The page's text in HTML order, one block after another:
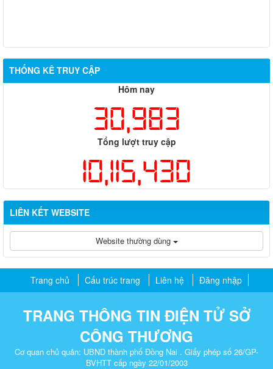
THỐNG KÊ TRUY CẬP
Hôm nay
30,983
Tổng lượt truy cập
10,115,430
LIÊN KẾT WEBSITE
Website thường dùng
Trang chủ Cấu trúc trang Liên hệ Đăng nhập
TRANG THÔNG TIN ĐIỆN TỬ SỞ
CÔNG THƯƠNG
Cơ quan chủ quản: UBND thành phố Đồng Nai . Giấy phép số 26/GP-
BVHTT cấp ngày 22/01/2003